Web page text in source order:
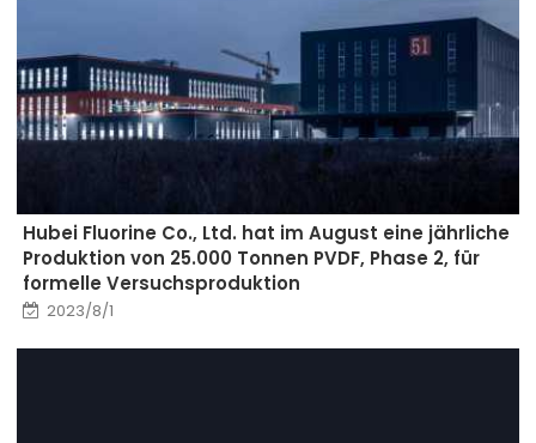
Hubei Fluorine Co., Ltd. hat im August eine jährliche
Produktion von 25.000 Tonnen PVDF, Phase 2, für
formelle Versuchsproduktion
2023/8/1